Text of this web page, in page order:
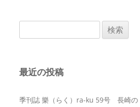
索:
最近の投稿
季刊誌 樂（らく）ra-ku 59号 長崎の